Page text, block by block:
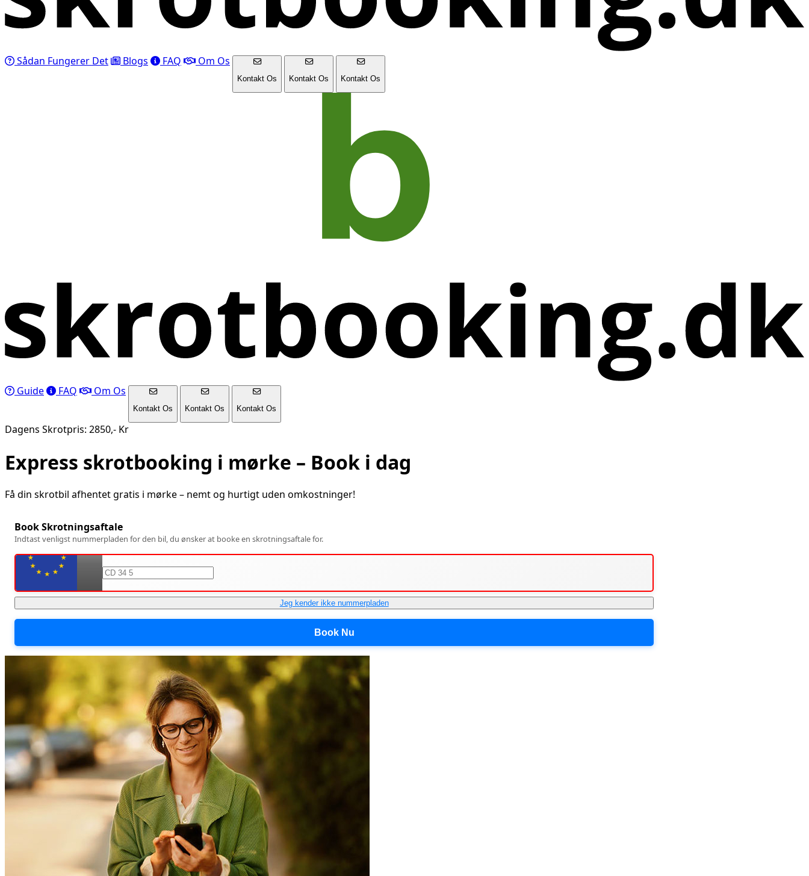
Sådan Fungerer Det Blogs FAQ Om Os
Kontakt Os Kontakt Os Kontakt Os
Guide FAQ Om Os
Kontakt Os Kontakt Os Kontakt Os
Dagens Skrotpris: 2850,- Kr
Express skrotbooking i mørke – Book i dag
Få din skrotbil afhentet gratis i mørke– nemt og hurtigt uden omkostninger!
Book Skrotningsaftale
Indtast venligst nummerpladen for den bil, du ønsker at booke en skrotningsaftale for.
Jeg kender ikke nummerpladen
Book Nu